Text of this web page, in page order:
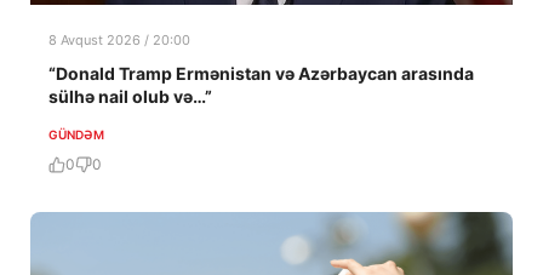
8 Avqust 2026 / 20:00
“Donald Tramp Ermənistan və Azərbaycan arasında
sülhə nail olub və…”
GÜNDƏM
0 0